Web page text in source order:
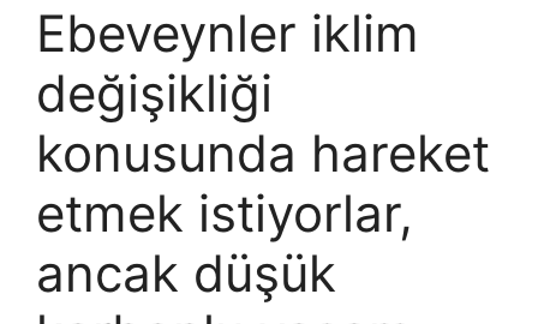
Ebeveynler iklim
değişikliği
konusunda hareket
etmek istiyorlar,
ancak düşük